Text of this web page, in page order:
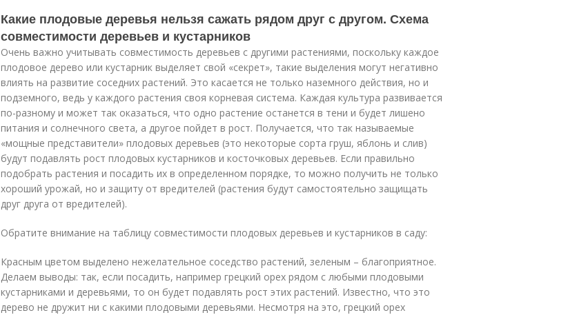
Какие плодовые деревья нельзя сажать рядом друг с другом. Схема
совместимости деревьев и кустарников
Очень важно учитывать совместимость деревьев с другими растениями, поскольку каждое
плодовое дерево или кустарник выделяет свой «секрет», такие выделения могут негативно
влиять на развитие соседних растений. Это касается не только наземного действия, но и
подземного, ведь у каждого растения своя корневая система. Каждая культура развивается
по-разному и может так оказаться, что одно растение останется в тени и будет лишено
питания и солнечного света, а другое пойдет в рост. Получается, что так называемые
«мощные представители» плодовых деревьев (это некоторые сорта груш, яблонь и слив)
будут подавлять рост плодовых кустарников и косточковых деревьев. Если правильно
подобрать растения и посадить их в определенном порядке, то можно получить не только
хороший урожай, но и защиту от вредителей (растения будут самостоятельно защищать
друг друга от вредителей).
Обратите внимание на таблицу совместимости плодовых деревьев и кустарников в саду:
Красным цветом выделено нежелательное соседство растений, зеленым – благоприятное.
Делаем выводы: так, если посадить, например грецкий орех рядом с любыми плодовыми
кустарниками и деревьями, то он будет подавлять рост этих растений. Известно, что это
дерево не дружит ни с какими плодовыми деревьями. Несмотря на это, грецкий орех